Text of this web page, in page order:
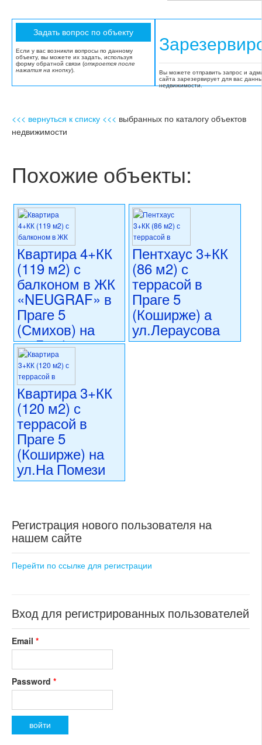
Если у вас возникли вопросы по данному
объекту, вы можете их задать, используя
форму обратной связи (откроется после
нажатия на кнопку).
Вы можете отправить запрос и
сайта зарезервирует для вас
недвижимости.
<<< вернуться к списку <<< выбранных по каталогу объектов
недвижимости
Похожие объекты:
Квартира 4+КК
(119 м2) с
балконом в ЖК
«NEUGRAF» в
Праге 5
(Смихов) на
ул.Графицка
26 900 000 CZK
регион:Прага 5
раздел: квартиры
состояние: новостройка
номер объекта: 20565
Пентхаус 3+КК
(86 м2) с
террасой в
Праге 5
(Коширже) а
ул.Лераусова
Квартира 3+КК
(120 м2) с
террасой в
Праге 5
(Коширже) на
ул.На Помези
состояние: новостройка
номер объекта:20412
Регистрация нового пользователя на
нашем сайте
Перейти по ссылке для регистрации
Вход для регистрированных пользователей
Email *
Password *